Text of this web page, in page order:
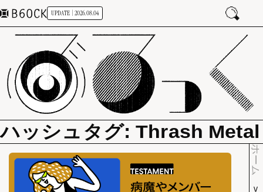
UPDATE | 2026.08.04
ハッシュタグ: Thrash Metal
ホーム